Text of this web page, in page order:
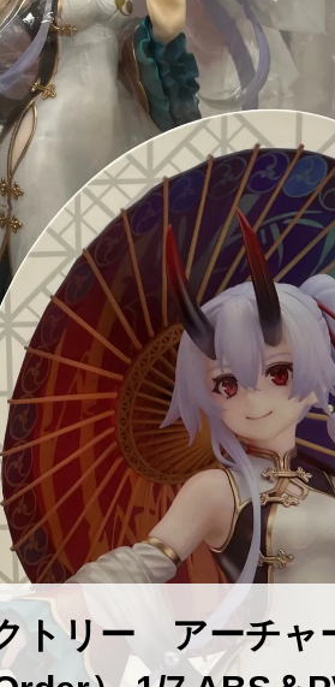
トリー アーチャ